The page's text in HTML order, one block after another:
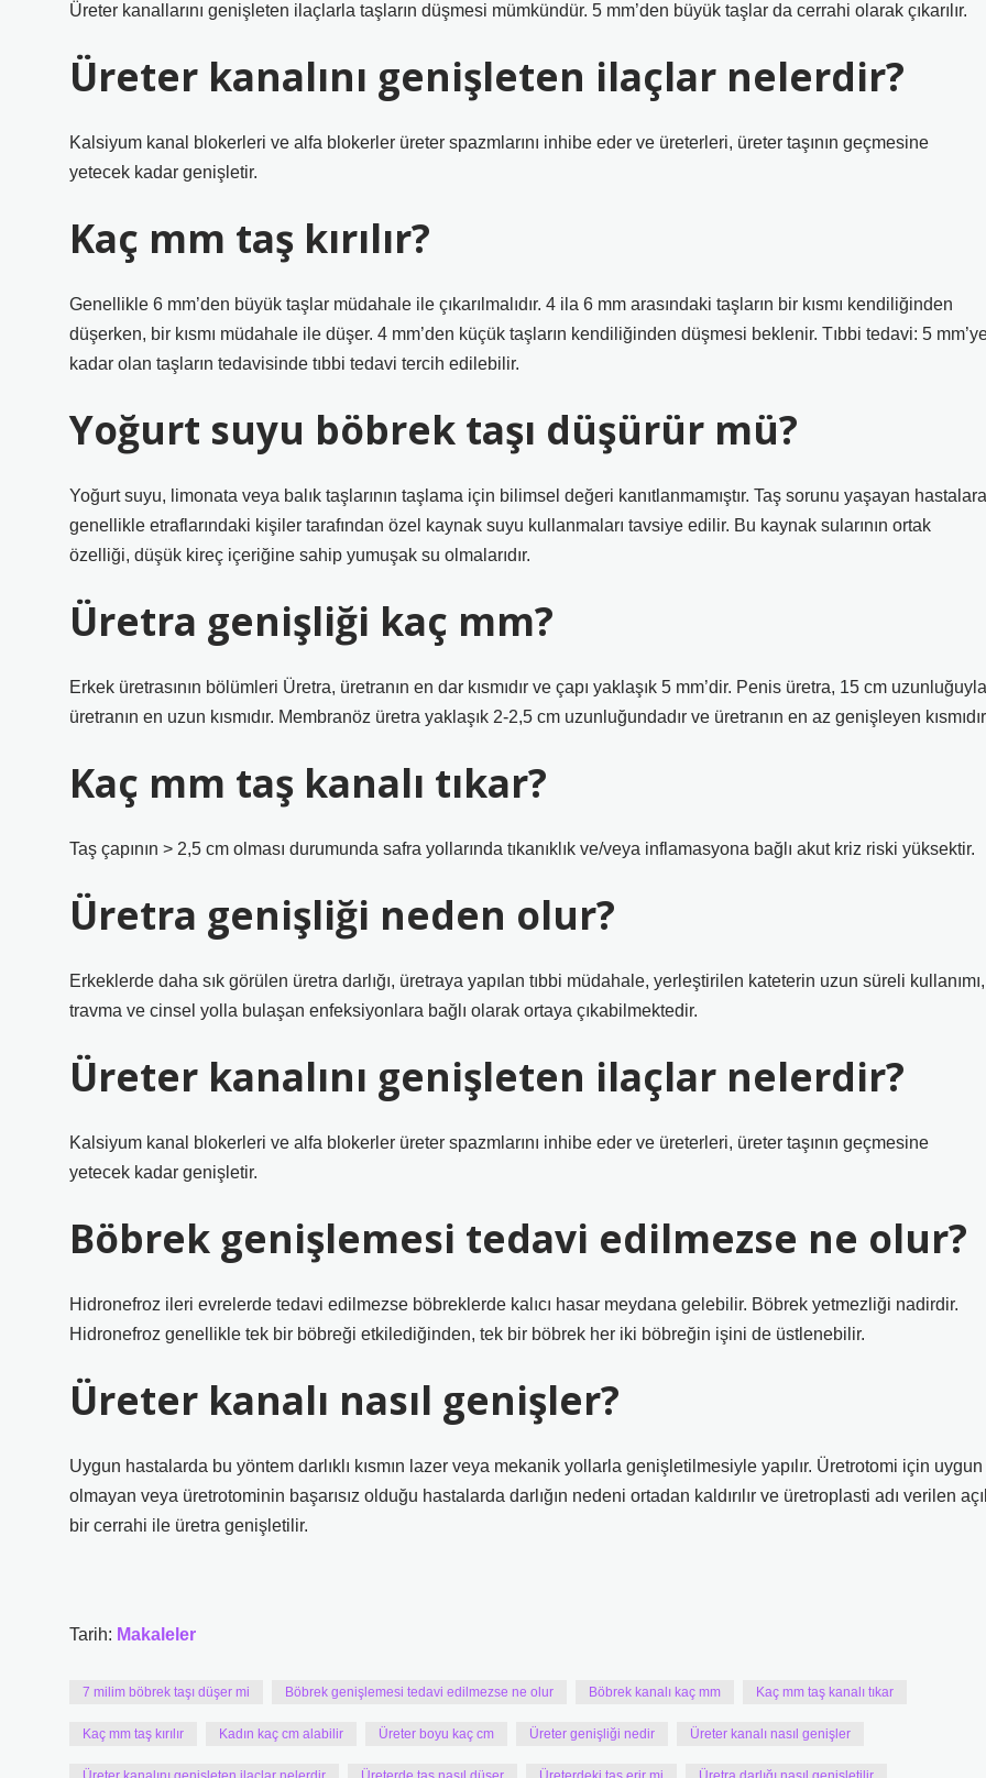
Üreter kanallarını genişleten ilaçlarla taşların düşmesi mümkündür. 5 mm’den büyük taşlar da cerrahi olarak çıkarılır.
Üreter kanalını genişleten ilaçlar nelerdir?
Kalsiyum kanal blokerleri ve alfa blokerler üreter spazmlarını inhibe eder ve üreterleri, üreter taşının geçmesine
yetecek kadar genişletir.
Kaç mm taş kırılır?
Genellikle 6 mm’den büyük taşlar müdahale ile çıkarılmalıdır. 4 ila 6 mm arasındaki taşların bir kısmı kendiliğinden
düşerken, bir kısmı müdahale ile düşer. 4 mm’den küçük taşların kendiliğinden düşmesi beklenir. Tıbbi tedavi: 5
kadar olan taşların tedavisinde tıbbi tedavi tercih edilebilir.
Yoğurt suyu böbrek taşı düşürür mü?
Yoğurt suyu, limonata veya balık taşlarının taşlama için bilimsel değeri kanıtlanmamıştır. Taş sorunu yaşayan hastalara
genellikle etraflarındaki kişiler tarafından özel kaynak suyu kullanmaları tavsiye edilir. Bu kaynak sularının ortak
özelliği, düşük kireç içeriğine sahip yumuşak su olmalarıdır.
Üretra genişliği kaç mm?
Erkek üretrasının bölümleri Üretra, üretranın en dar kısmıdır ve çapı yaklaşık 5 mm’dir. Penis üretra, 15 cm uzunluğuyla
üretranın en uzun kısmıdır. Membranöz üretra yaklaşık 2-2,5 cm uzunluğundadır ve üretranın en az genişleyen
Kaç mm taş kanalı tıkar?
Taş çapının > 2,5 cm olması durumunda safra yollarında tıkanıklık ve/veya inflamasyona bağlı akut kriz riski yüksektir.
Üretra genişliği neden olur?
Erkeklerde daha sık görülen üretra darlığı, üretraya yapılan tıbbi müdahale, yerleştirilen kateterin uzun süreli kullanımı,
travma ve cinsel yolla bulaşan enfeksiyonlara bağlı olarak ortaya çıkabilmektedir.
Üreter kanalını genişleten ilaçlar nelerdir?
Kalsiyum kanal blokerleri ve alfa blokerler üreter spazmlarını inhibe eder ve üreterleri, üreter taşının geçmesine
yetecek kadar genişletir.
Böbrek genişlemesi tedavi edilmezse ne olur?
Hidronefroz ileri evrelerde tedavi edilmezse böbreklerde kalıcı hasar meydana gelebilir. Böbrek yetmezliği nadirdir.
Hidronefroz genellikle tek bir böbreği etkilediğinden, tek bir böbrek her iki böbreğin işini de üstlenebilir.
Üreter kanalı nasıl genişler?
Uygun hastalarda bu yöntem darlıklı kısmın lazer veya mekanik yollarla genişletilmesiyle yapılır. Üretrotomi için uygun
olmayan veya üretrotominin başarısız olduğu hastalarda darlığın nedeni ortadan kaldırılır ve üretroplasti adı verilen
bir cerrahi ile üretra genişletilir.
Tarih: Makaleler
7 milim böbrek taşı düşer mi Böbrek genişlemesi tedavi edilmezse ne olur Böbrek kanalı kaç mm Kaç mm taş kanalı tıkar
Kaç mm taş kırılır Kadın kaç cm alabilir Üreter boyu kaç cm Üreter genişliği nedir Üreter kanalı nasıl genişler